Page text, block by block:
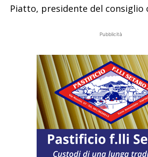
Piatto, presidente del consiglio
Pubblicità